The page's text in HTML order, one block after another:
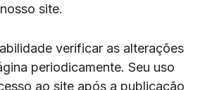
site.
verificar as alterações
periodicamente. Seu uso
ao site após a publicação